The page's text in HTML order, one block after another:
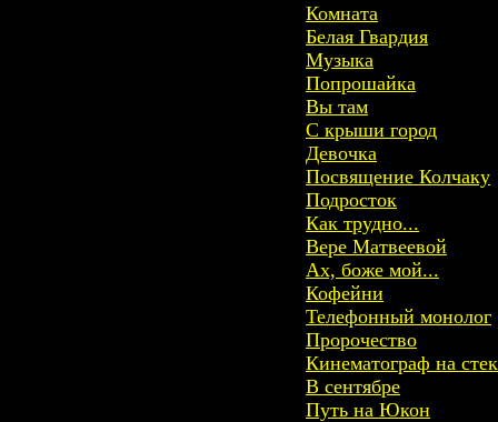
Комната
Белая Гвардия
Музыка
Попрошайка
Вы там
С крыши город
Девочка
Посвящение Колчаку
Подросток
Как трудно...
Вере Матвеевой
Ах, боже мой...
Кофейни
Телефонный монолог
Пророчество
Кинематограф на
В сентябре
Путь на Юкон